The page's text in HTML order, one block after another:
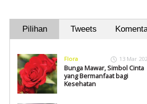
Pilihan Tweets
Flora 13 Mar
Bunga Mawar, Simbol Cinta
yang Bermanfaat bagi
Kesehatan